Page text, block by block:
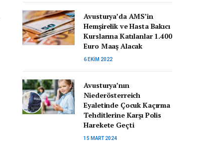
Avusturya’da AMS’in
Hemşirelik ve Hasta Bakıcı
Kurslarına Katılanlar 1.400
Euro Maaş Alacak
6 EKIM 2022
Avusturya’nın
Niederösterreich
Eyaletinde Çocuk Kaçırma
Tehditlerine Karşı Polis
Harekete Geçti
15 MART 2024